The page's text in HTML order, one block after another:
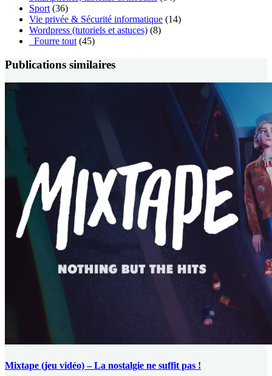
Sport (36)
Vie privée & Sécurité informatique (14)
Wordpress (tutoriels et astuces) (8)
_Fourre tout (45)
Publications similaires
Mixtape (jeu vidéo) – La nostalgie ne suffit pas !